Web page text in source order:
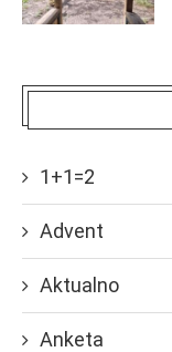
1+1=2
Advent
Aktualno
Anketa